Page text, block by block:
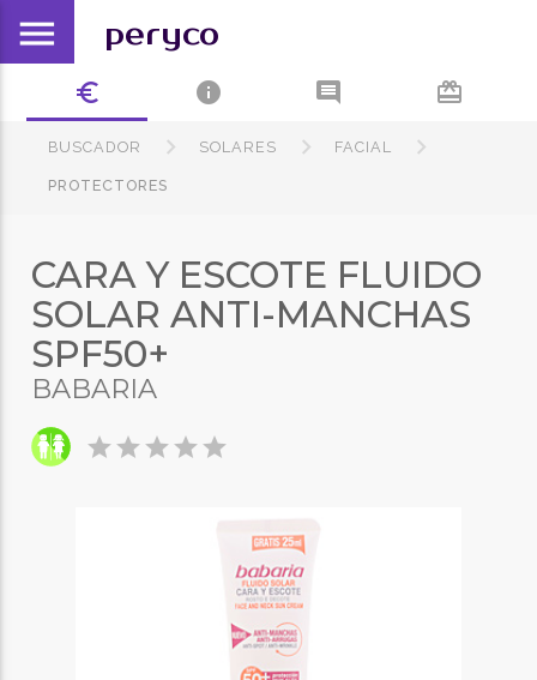
menu peryco
euro_symbol info comment card_giftcard
BUSCADOR SOLARES FACIAL
PROTECTORES
CARA Y ESCOTE FLUIDO
SOLAR ANTI-MANCHAS
SPF50+
BABARIA
starstarstarstarstar